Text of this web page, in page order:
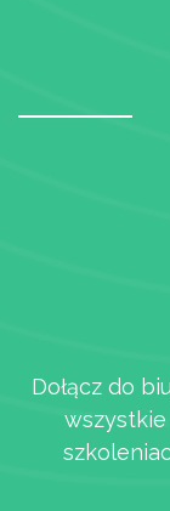
Dołącz do